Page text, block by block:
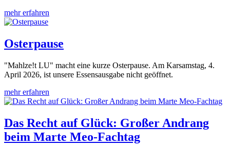
mehr erfahren
Osterpause
"Mahlze!t LU" macht eine kurze Osterpause. Am Karsamstag, 4.
April 2026, ist unsere Essensausgabe nicht geöffnet.
mehr erfahren
Das Recht auf Glück: Großer Andrang
beim Marte Meo-Fachtag